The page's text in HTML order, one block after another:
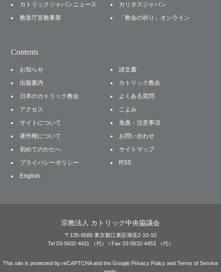
カトリックジャパンニュース
カリタスジャパン
教皇庁宣教事業
「教会の祈り」オンライン
Contents
お知らせ
諸文書
出版案内
カトリック教会
日本のカトリック教会
よくある質問
アクセス
こよみ
サイトについて
免責・注意事項
著作権について
お問い合わせ
初めてのかたへ
サイトマップ
プライバシーポリシー
RSS
English
宗教法人 カトリック中央協議会
〒135-8585 東京都江東区潮見2-10-10
Tel 03-5632-4411 （代） / Fax 03-5632-4453 （代）
This site is protected by reCAPTCHA and the Google Privacy Policy and Terms of Service